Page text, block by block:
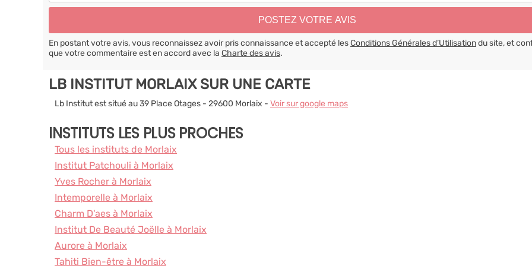
En postant votre avis, vous reconnaissez avoir pris connaissance et accepté lesConditions Générales d’Utilisationdu site, et
que votre commentaire est en accord avec la Charte des avis.
LB INSTITUT MORLAIX SUR UNE CARTE
Lb Institut est situé au 39 Place Otages - 29600 Morlaix - Voir sur google maps
INSTITUTS LES PLUS PROCHES
Tous les instituts de Morlaix
Institut Patchouli à Morlaix
Yves Rocher à Morlaix
Intemporelle à Morlaix
Charm D'aes à Morlaix
Institut De Beauté Joëlle à Morlaix
Aurore à Morlaix
Tahiti Bien-être à Morlaix